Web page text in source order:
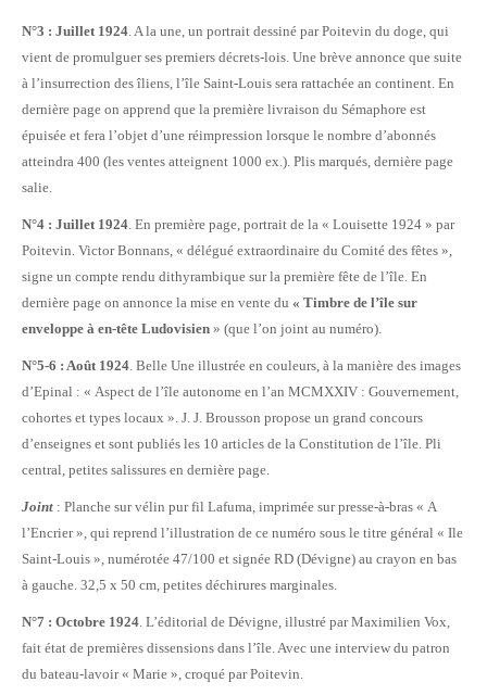
N°3 : Juillet 1924 . A la une, un portrait dessiné par Poitevin du doge, qui
vient de promulguer ses premiers décrets-lois. Une brève annonce que suite
à l’insurrection des îliens, l’île Saint-Louis sera rattachée an continent. En
dernière page on apprend que la première livraison du Sémaphore est
épuisée et fera l’objet d’une réimpression lorsque le nombre d’abonnés
atteindra 400 (les ventes atteignent 1000 ex.). Plis marqués, dernière page
salie.
N°4 : Juillet 1924 . En première page, portrait de la « Louisette 1924 » par
Poitevin. Victor Bonnans, « délégué extraordinaire du Comité des fêtes »,
signe un compte rendu dithyrambique sur la première fête de l’île. En
dernière page on annonce la mise en vente du « Timbre de l’île sur
enveloppe à en-tête Ludovisien » (que l’on joint au numéro).
N°5-6 : Août 1924 . Belle Une illustrée en couleurs, à la manière des images
d’Epinal : « Aspect de l’île autonome en l’an MCMXXIV : Gouvernement,
cohortes et types locaux ». J. J. Brousson propose un grand concours
d’enseignes et sont publiés les 10 articles de la Constitution de l’île. Pli
central, petites salissures en dernière page.
Joint : Planche sur vélin pur fil Lafuma, imprimée sur presse-à-bras « A
l’Encrier », qui reprend l’illustration de ce numéro sous le titre général « Ile
Saint-Louis », numérotée 47/100 et signée RD (Dévigne) au crayon en bas
à gauche. 32,5 x 50 cm, petites déchirures marginales.
N°7 : Octobre 1924 . L’éditorial de Dévigne, illustré par Maximilien Vox,
fait état de premières dissensions dans l’île. Avec une interview du patron
du bateau-lavoir « Marie », croqué par Poitevin.